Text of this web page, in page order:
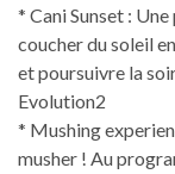
* Cani Sunset :
coucher du soleil
et poursuivre la
Evolution2
* Mushing
musher ! Au